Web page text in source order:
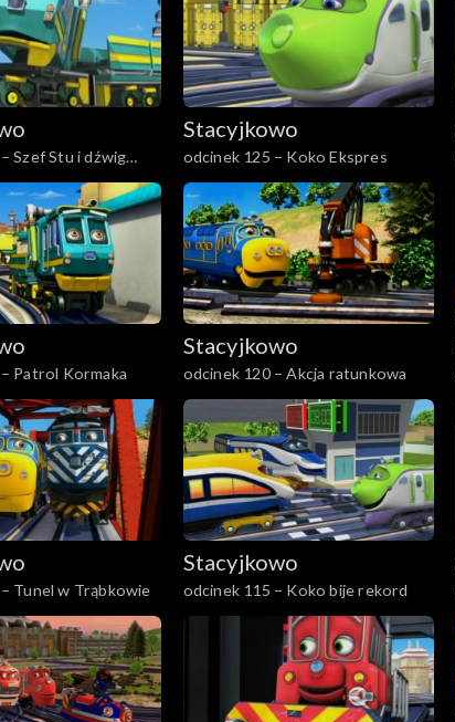
Szef Stu i dźwig
Stacyjkowo
odcinek 125 – Koko Ekspres
Patrol Kormaka
Stacyjkowo
odcinek 120 – Akcja ratunkowa
Tunel w Trąbkowie
Stacyjkowo
odcinek 115 – Koko bije rekord